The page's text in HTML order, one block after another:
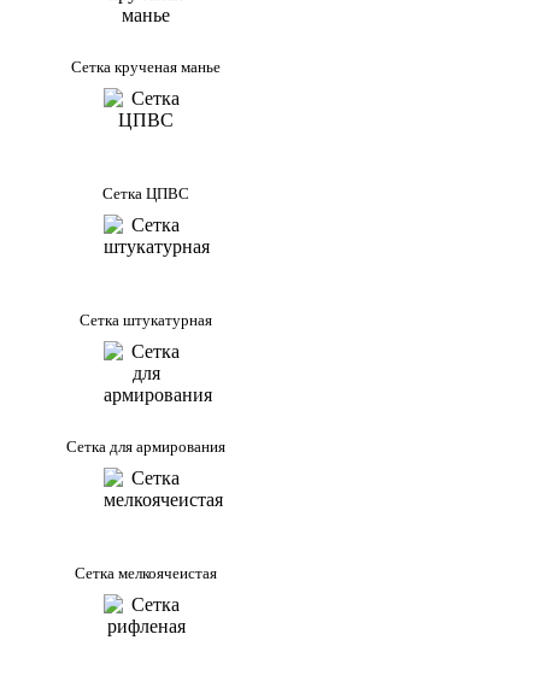
Сетка крученая манье
Сетка ЦПВС
Сетка штукатурная
Сетка для армирования
Сетка мелкоячеистая